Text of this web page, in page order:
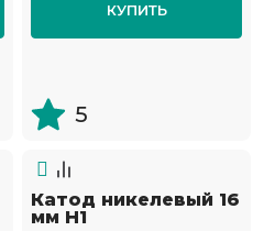
КУПИТЬ
5
Катод никелевый 16
мм Н1